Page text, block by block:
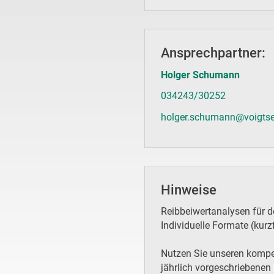
Ansprechpartner:
Holger Schumann
034243/30252
Hinweise
Reibbeiwertanalysen für
Individuelle Formate
Nutzen Sie unseren
jährlich vorgeschriebenen